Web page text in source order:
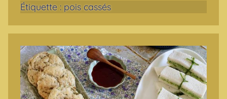
Étiquette : pois cassés